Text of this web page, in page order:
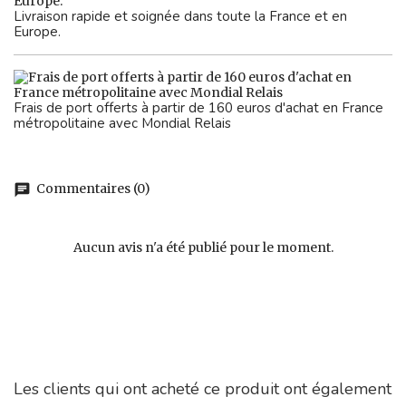
Livraison rapide et soignée dans toute la France et en
Europe.
Frais de port offerts à partir de 160 euros d'achat en France
métropolitaine avec Mondial Relais
chat Commentaires (0)
Aucun avis n'a été publié pour le moment.
Les clients qui ont acheté ce produit ont également